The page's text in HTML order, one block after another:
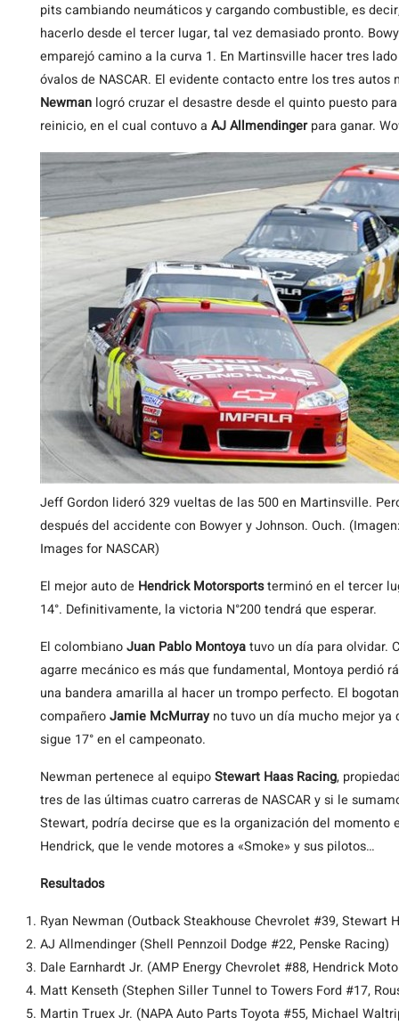
pits cambiando neumáticos y cargando combustible, es
hacerlo desde el tercer lugar, tal vez demasiado pronto.
emparejó camino a la curva 1. En Martinsville hacer tres
óvalos de NASCAR. El evidente contacto entre los tres
Newman logró cruzar el desastre desde el quinto puesto
reinicio, en el cual contuvo a AJ Allmendingerpara ganar.
Jeff Gordon lideró 329 vueltas de las 500 en Martinsville.
después del accidente con Bowyer y Johnson. Ouch.
Images for NASCAR)
El mejor auto de Hendrick Motorsportsterminó en el tercer
14°. Definitivamente, la victoria N°200 tendrá que esperar.
El colombianoJuan Pablo Montoyatuvo un día para olvidar.
agarre mecánico es más que fundamental, Montoya perdió
una bandera amarilla al hacer un trompo perfecto. El
compañeroJamie McMurrayno tuvo un día mucho mejor ya
sigue 17° en el campeonato.
Newman pertenece al equipoStewart Haas Racing,
tres de las últimas cuatro carreras de NASCAR y si le
Stewart, podría decirse que es la organización del momento
Hendrick, que le vende motores a «Smoke» y sus pilotos…
Resultados
Ryan Newman (Outback Steakhouse Chevrolet #39, Stewart
AJ Allmendinger (Shell Pennzoil Dodge #22, Penske Racing)
Dale Earnhardt Jr. (AMP Energy Chevrolet #88, Hendrick
Matt Kenseth (Stephen Siller Tunnel to Towers Ford #17,
Martin Truex Jr. (NAPA Auto Parts Toyota #55, Michael